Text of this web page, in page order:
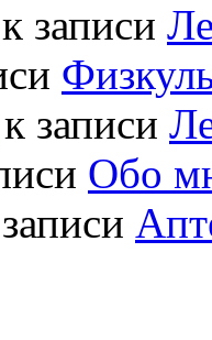
к записи
к записи
Обо